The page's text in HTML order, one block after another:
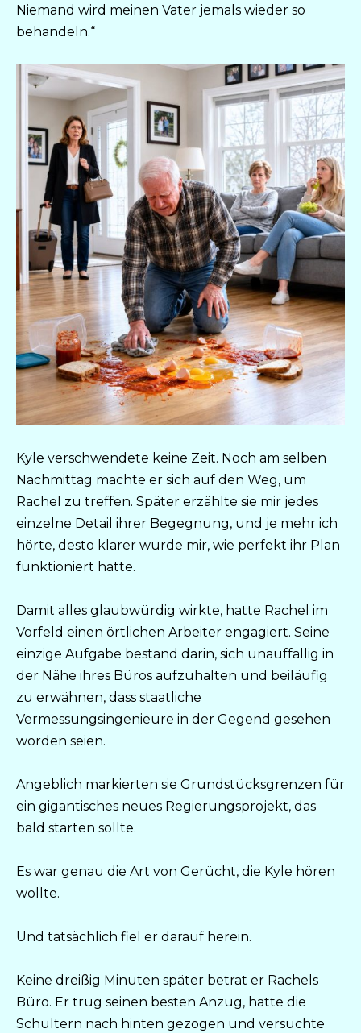
Niemand wird meinen Vater jemals wieder so
behandeln.“
Kyle verschwendete keine Zeit. Noch am selben
Nachmittag machte er sich auf den Weg, um
Rachel zu treffen. Später erzählte sie mir jedes
einzelne Detail ihrer Begegnung, und je mehr ich
hörte, desto klarer wurde mir, wie perfekt ihr Plan
funktioniert hatte.
Damit alles glaubwürdig wirkte, hatte Rachel im
Vorfeld einen örtlichen Arbeiter engagiert. Seine
einzige Aufgabe bestand darin, sich unauffällig in
der Nähe ihres Büros aufzuhalten und beiläufig
zu erwähnen, dass staatliche
Vermessungsingenieure in der Gegend gesehen
worden seien.
Angeblich markierten sie Grundstücksgrenzen für
ein gigantisches neues Regierungsprojekt, das
bald starten sollte.
Es war genau die Art von Gerücht, die Kyle hören
wollte.
Und tatsächlich fiel er darauf herein.
Keine dreißig Minuten später betrat er Rachels
Büro. Er trug seinen besten Anzug, hatte die
Schultern nach hinten gezogen und versuchte